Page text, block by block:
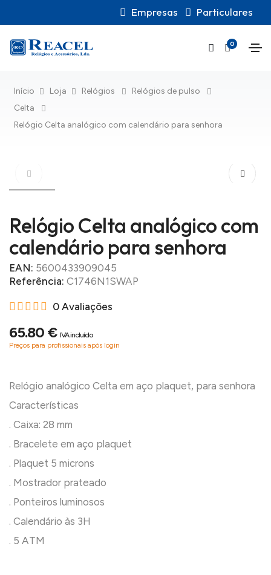
Empresas Particulares
0
Início Loja Relógios
Relógios de pulso
Celta
Relógio Celta analógico com calendário para senhora
Relógio Celta analógico com
calendário para senhora
EAN: 5600433909045
Referência: C1746N1SWAP
0 Avaliações
65.80 € IVA incluído
Preços para profissionais após login
Relógio analógico Celta em aço plaquet, para senhora
Características
. Caixa: 28 mm
. Bracelete em aço plaquet
. Plaquet 5 microns
. Mostrador prateado
. Ponteiros luminosos
. Calendário às 3H